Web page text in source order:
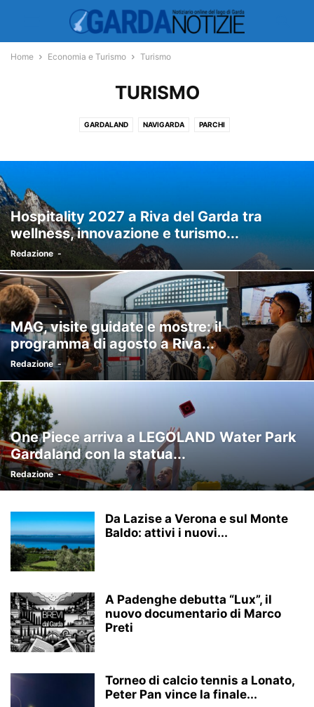
Home Economia e Turismo Turismo
TURISMO
GARDALAND NAVIGARDA PARCHI
Hospitality 2027 a Riva del Garda tra
wellness, innovazione e turismo...
Redazione -
MAG, visite guidate e mostre: il
programma di agosto a Riva...
Redazione -
One Piece arriva a LEGOLAND Water Park
Gardaland con la statua...
Redazione -
Da Lazise a Verona e sul Monte
Baldo: attivi i nuovi...
A Padenghe debutta “Lux”, il
nuovo documentario di Marco
Preti
Torneo di calcio tennis a Lonato,
Peter Pan vince la finale...